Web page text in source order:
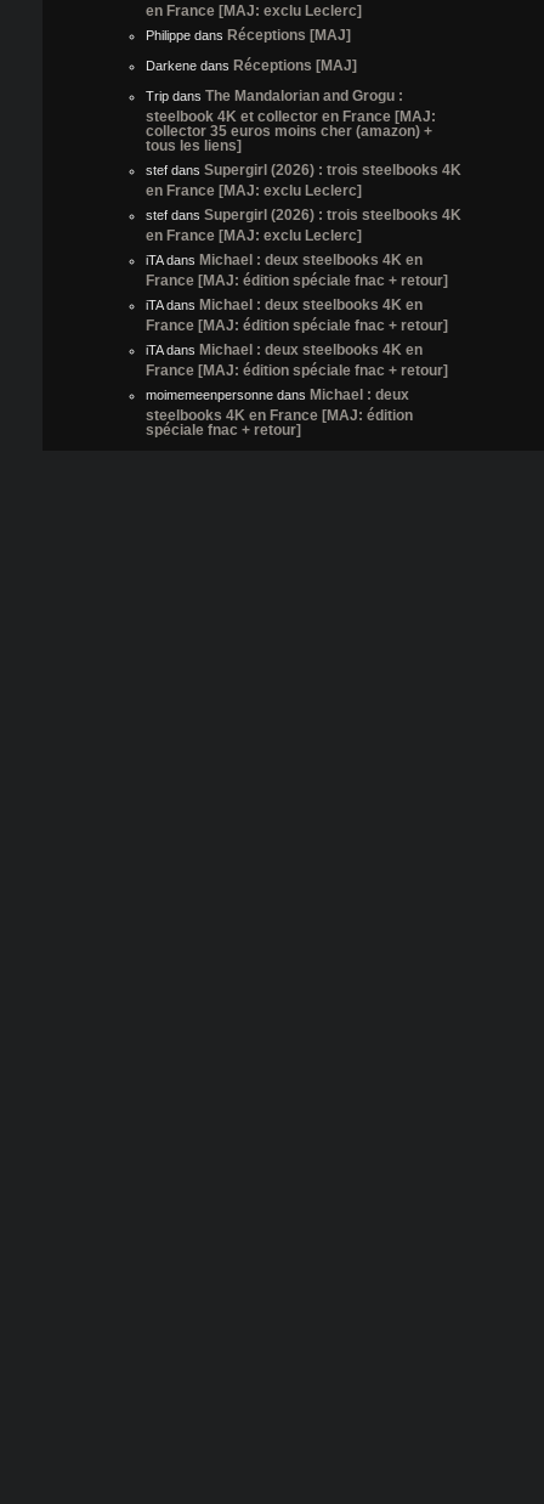
en France [MAJ: exclu Leclerc]
Philippe dans Réceptions [MAJ]
Darkene dans Réceptions [MAJ]
Trip dans The Mandalorian and Grogu :
steelbook 4K et collector en France [MAJ:
collector 35 euros moins cher (amazon) +
tous les liens]
stef dans Supergirl (2026) : trois steelbooks 4K
en France [MAJ: exclu Leclerc]
stef dans Supergirl (2026) : trois steelbooks 4K
en France [MAJ: exclu Leclerc]
iTAdans Michael : deux steelbooks 4K en
France [MAJ: édition spéciale fnac + retour]
iTAdans Michael : deux steelbooks 4K en
France [MAJ: édition spéciale fnac + retour]
iTAdans Michael : deux steelbooks 4K en
France [MAJ: édition spéciale fnac + retour]
moimemeenpersonne dans Michael : deux
steelbooks 4K en France [MAJ: édition
spéciale fnac + retour]